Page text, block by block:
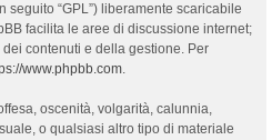
seguito “GPL”) liberamente scaricabile
facilita le aree di discussione internet;
contenuti e della gestione. Per
www.phpbb.com.
oscenità, volgarità, calunnia,
o qualsiasi altro tipo di materiale